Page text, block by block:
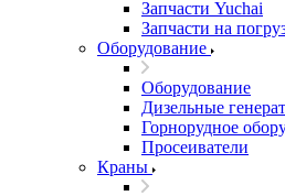
Запчасти Yuchai
Запчасти на
Оборудование
Оборудование
Дизельные
Горнорудное
Просеиватели
Краны